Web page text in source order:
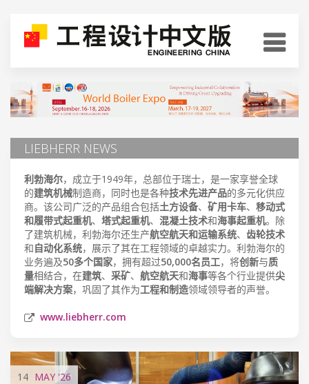
LIEBHERR NEWS
利勃海尔，成立于1949年，总部位于瑞士，是一家享誉全球
的建筑机械制造商，同时也是各种技术先进产品的多元化供应
商。该公司广泛的产品组合包括土方设备、 矿用卡车、 移动式
和履带式起重机、 塔式起重机、 混凝土技术和海事起重机。除
了建筑机械，利勃海尔还生产航空航天和运输系统、 齿轮技术
和自动化系统，展示了其在工程领域的卓越实力。利勃海尔的
业务遍及50多个国家，拥有超过50,000名员工，将创新与质
量相结合，在建筑、 采矿、 航空航天和海事等各个行业提供尖
端解决方案，巩固了其作为工程和制造领域领导者的声誉。
www.liebherr.com
14 MAY '26